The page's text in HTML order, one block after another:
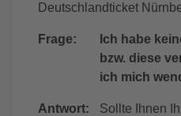
Deutschlandticket
Frage:
Ich habe
bzw. diese
ich mich
Antwort:
Sollte Ihnen